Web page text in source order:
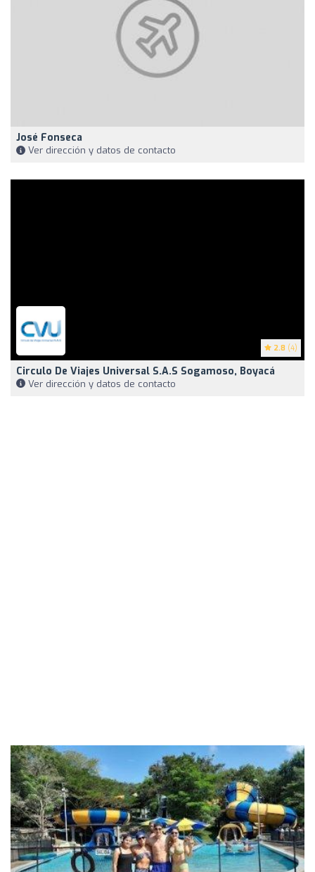
José Fonseca
Ver dirección y datos de contacto
2.8 (4)
Circulo De Viajes Universal S.A.S Sogamoso, Boyacá
Ver dirección y datos de contacto